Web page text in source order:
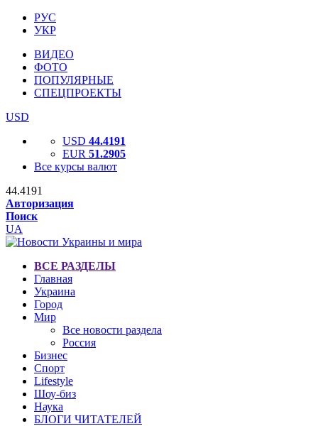
РУС
УКР
ВИДЕО
ФОТО
ПОПУЛЯРНЫЕ
СПЕЦПРОЕКТЫ
USD
USD 44.4191
EUR 51.2905
Все курсы валют
44.4191
Авторизация
Поиск
UA
ВСЕ РАЗДЕЛЫ
Главная
Украина
Город
Мир
Все новости раздела
Россия
Бизнес
Спорт
Lifestyle
Шоу-биз
Наука
БЛОГИ ЧИТАТЕЛЕЙ